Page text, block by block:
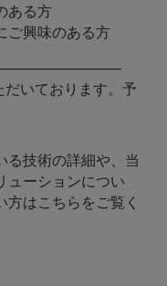
ある方
ご興味のある方
いております。予
る技術の詳細や、当
ューションについ
はこちらをご覧く